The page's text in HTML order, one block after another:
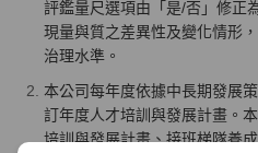
評鑑量尺選項由「是/否」修正
現量與質之差異性及變化情形
治理水準。
本公司每年度依據中長期發展
訂年度人才培訓與發展計畫。
培訓與發展計畫、接班梯隊養